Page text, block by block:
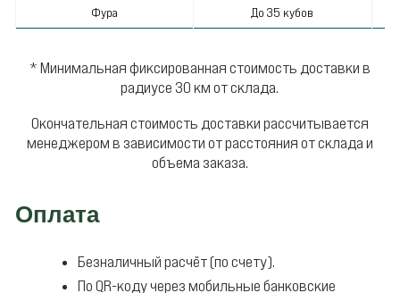
Фура До 35 кубов
* Минимальная фиксированная стоимость доставки в
радиусе 30 км от склада.
Окончательная стоимость доставки рассчитывается
менеджером в зависимости от расстояния от склада и
объема заказа.
Оплата
Безналичный расчёт (по счету).
По QR-коду через мобильные банковские